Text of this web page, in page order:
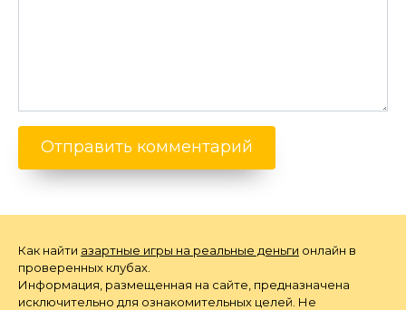
Как найти азартные игры на реальные деньги онлайн в
проверенных клубах.
Информация, размещенная на сайте, предназначена
исключительно для ознакомительных целей. Не